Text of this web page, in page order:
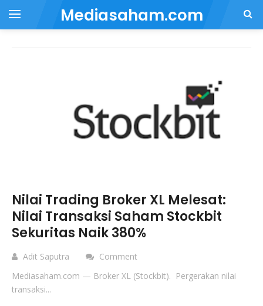
Mediasaham.com
Nilai Trading Broker XL Melesat:
Nilai Transaksi Saham Stockbit
Sekuritas Naik 380%
Adit Saputra
Comment
Mediasaham.com — Broker XL (Stockbit). Pergerakan nilai
transaksi...